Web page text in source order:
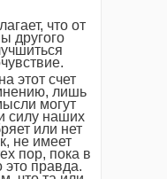
что от
другого
этот счет
лишь
могут
силу наших
или нет
не имеет
пор, пока в
это правда.